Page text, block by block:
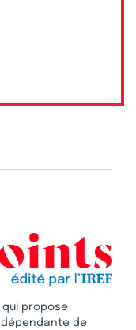
propose
de